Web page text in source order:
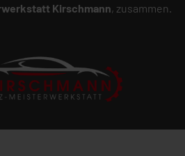
Kirschmann, zusammen.